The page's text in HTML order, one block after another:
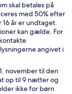
skal betales på
med 50% efter
år er undtaget.
kan gælde. For
angivet i
november til den
op til 9 nætter og
ikke for børn